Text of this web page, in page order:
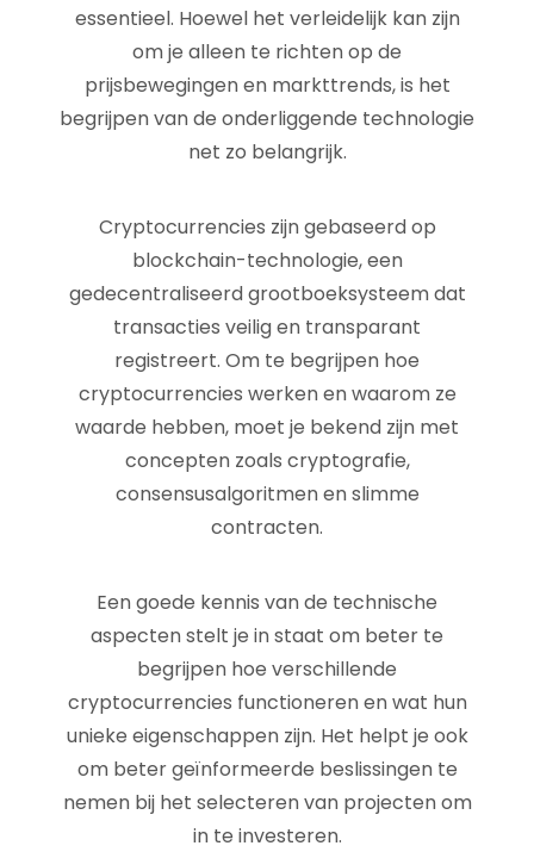
essentieel. Hoewel het verleidelijk kan zijn
om je alleen te richten op de
prijsbewegingen en markttrends, is het
begrijpen van de onderliggende technologie
net zo belangrijk.
Cryptocurrencies zijn gebaseerd op
blockchain-technologie, een
gedecentraliseerd grootboeksysteem dat
transacties veilig en transparant
registreert. Om te begrijpen hoe
cryptocurrencies werken en waarom ze
waarde hebben, moet je bekend zijn met
concepten zoals cryptografie,
consensusalgoritmen en slimme
contracten.
Een goede kennis van de technische
aspecten stelt je in staat om beter te
begrijpen hoe verschillende
cryptocurrencies functioneren en wat hun
unieke eigenschappen zijn. Het helpt je ook
om beter geïnformeerde beslissingen te
nemen bij het selecteren van projecten om
in te investeren.